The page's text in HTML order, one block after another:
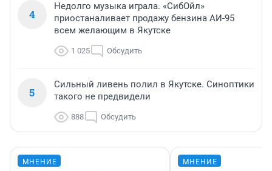
4
Недолго музыка играла. «СибОйл»
приостаналивает продажу бензина АИ-95
всем желающим в Якутске
1 025 Обсудить
5
Сильный ливень полил в Якутске. Синоптики
такого не предвидели
888 Обсудить
МНЕНИЕ МНЕНИЕ